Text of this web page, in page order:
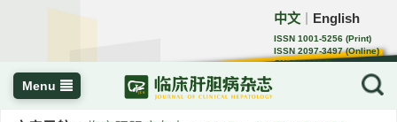
中文 English
ISSN 1001-5256 (Print)
ISSN 2097-3497 (Online)
CN 22-1108/R
Menu